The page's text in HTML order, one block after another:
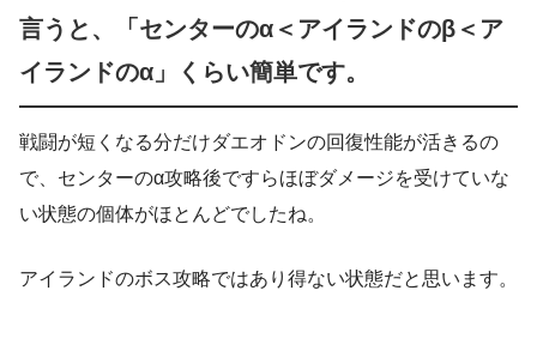
言うと、「センターのα＜アイランドのβ＜ア
イランドのα」くらい簡単です。
戦闘が短くなる分だけダエオドンの回復性能が活きるの
で、センターのα攻略後ですらほぼダメージを受けていな
い状態の個体がほとんどでしたね。
アイランドのボス攻略ではあり得ない状態だと思います。